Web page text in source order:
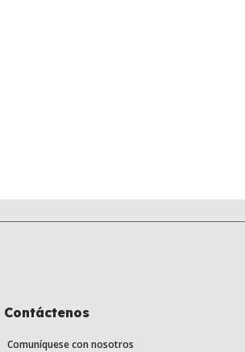
Contáctenos
Comuníquese con nosotros